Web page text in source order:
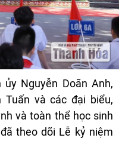
Nguyễn Doãn Anh,
và các đại biểu,
và toàn thể học sinh
theo dõi Lễ kỷ niệm